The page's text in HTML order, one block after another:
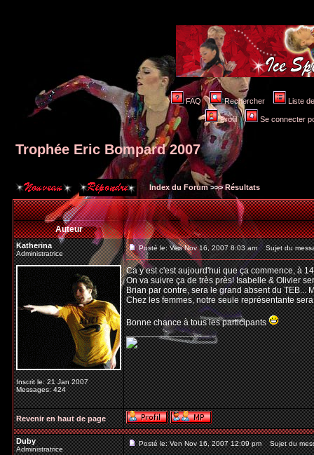
FAQ Rechercher Liste
Profil Se connecter
Trophée Eric Bompard 2007
Index du Forum>>>Résultats
Auteur
Katherina
Administratrice
Inscrit le: 21 Jan 2007
Messages: 424
Posté le: Ven Nov 16, 2007 8:03 am Sujet du
Ca y est c'est aujourd'hui que ça commence, à
On va suivre ça de très près! Isabelle & Olivier
Brian par contre, sera le grand absent du TEB...
Chez les femmes, notre seule représentante
Bonne chance à tous les participants
_________________
Revenir en haut de page
Duby
Administratrice
Posté le: Ven Nov 16, 2007 12:09 pm Sujet du